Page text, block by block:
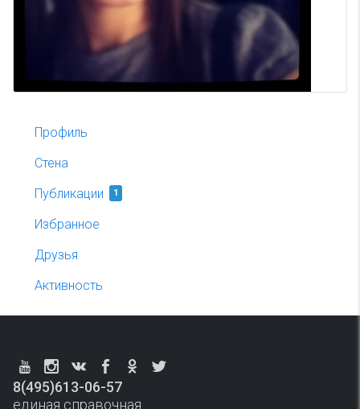
Профиль
Стена
Публикации
1
Избранное
Друзья
Активность
8(495)613-06-57
единая справочная